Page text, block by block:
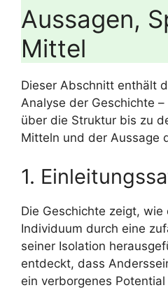
Aussagen,
Mittel
Dieser Abschnitt enthält
Analyse der Geschichte
über die Struktur bis zu
Mitteln und der Aussage
1.
Die Geschichte zeigt,
Individuum durch eine
seiner Isolation
entdeckt, dass
ein verborgenes